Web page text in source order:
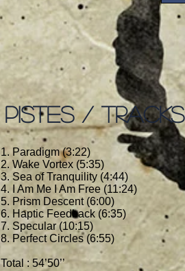
1. Paradigm (3:22)
2. Wake Vortex (5:35)
3. Sea of Tranquility (4:44)
4. I Am Me I Am Free (11:24)
5. Prism Descent (6:00)
6. Haptic Feedback (6:35)
7. Specular (10:15)
8. Perfect Circles (6:55)
Total : 54’50’’
PISTES / TRACKS